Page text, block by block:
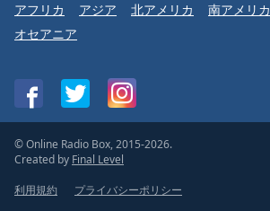
アフリカ アジア 北アメリカ 南アメリカ
オセアニア
© Online Radio Box, 2015-2026.
Created by Final Level
利用規約
プライバシーポリシー